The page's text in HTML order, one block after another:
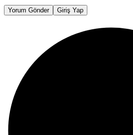
Yorum Gönder Giriş Yap